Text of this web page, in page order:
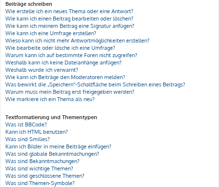
Beiträge schreiben
Wie erstelle ich ein neues Thema oder eine Antwort?
Wie kann ich einen Beitrag bearbeiten oder löschen?
Wie kann ich meinem Beitrag eine Signatur anfügen?
Wie kann ich eine Umfrage erstellen?
Wieso kann ich nicht mehr Antwortmöglichkeiten erstellen?
Wie bearbeite oder lösche ich eine Umfrage?
Warum kann ich auf bestimmte Foren nicht zugreifen?
Weshalb kann ich keine Dateianhänge anfügen?
Weshalb wurde ich verwarnt?
Wie kann ich Beiträge den Moderatoren melden?
Was bewirkt die „Speichern“-Schaltfläche beim Schreiben eines Beitrags?
Warum muss mein Beitrag erst freigegeben werden?
Wie markiere ich ein Thema als neu?
Textformatierung und Thementypen
Was ist BBCode?
Kann ich HTML benutzen?
Was sind Smilies?
Kann ich Bilder in meine Beiträge einfügen?
Was sind globale Bekanntmachungen?
Was sind Bekanntmachungen?
Was sind wichtige Themen?
Was sind geschlossene Themen?
Was sind Themen-Symbole?